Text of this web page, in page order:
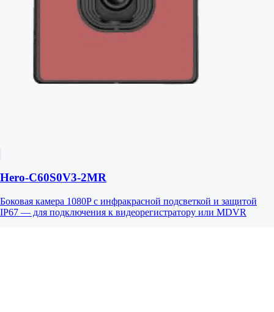
Hero-C60S0V3-2MR
Боковая камера 1080P с инфракрасной подсветкой и защитой
IP67 — для подключения к видеорегистратору или MDVR